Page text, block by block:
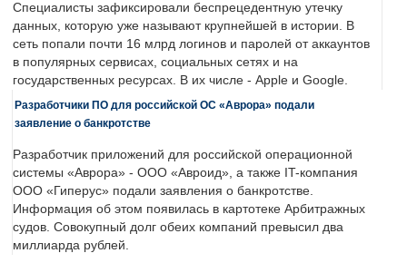
Специалисты зафиксировали беспрецедентную утечку
данных, которую уже называют крупнейшей в истории. В
сеть попали почти 16 млрд логинов и паролей от аккаунтов
в популярных сервисах, социальных сетях и на
государственных ресурсах. В их числе - Apple и Google.
Разработчики ПО для российской ОС «Аврора» подали
заявление о банкротстве
Разработчик приложений для российской операционной
системы «Аврора» - ООО «Авроид», а также IT-компания
ООО «Гиперус» подали заявления о банкротстве.
Информация об этом появилась в картотеке Арбитражных
судов. Совокупный долг обеих компаний превысил два
миллиарда рублей.